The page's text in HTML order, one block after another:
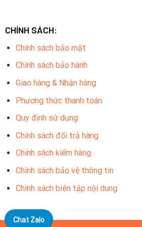
Khả Năng Mở Rộng:
mở rộng khi cần thiết.
Trọn Bộ Combo Gồm Có
Mắt camera quan sát Dahua trong
Mắt camera quan sát Dahua ngoài
Ổ cứng lưu trữ chuyên dụng
Đầu ghi 16 kênh tích hợp: Số lượng
Nguồn camera: Số lượng 14
Switch 16 cổng: Số lượng 01
CHÍNH SÁCH:
Chính sách bảo mật
Chính sách bảo hành
Giao hàng & Nhận hàng
Phương thức thanh toán
Quy định sử dụng
Chính sách đổi trả hàng
Chính sách kiểm hàng
Chính sách bảo vệ thông tin
Chính sách biên tập nội dung
Chat Zalo